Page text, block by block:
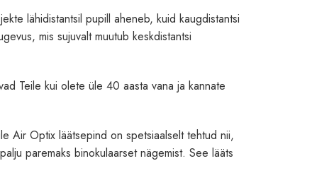
lähidistantsil pupill aheneb, kuid kaugdistantsi
mis sujuvalt muutub keskdistantsi
Teile kui olete üle 40 aasta vana ja kannate
Air Optix läätsepind on spetsiaalselt tehtud nii,
paremaks binokulaarset nägemist. See lääts